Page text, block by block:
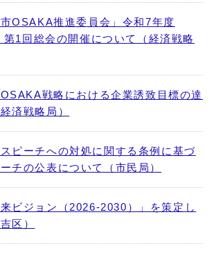
市OSAKA推進委員会」令和7年度
第1回総会の開催について（経済戦略
戦略における企業誘致目標の達
済戦略局）
ピーチへの対処に関する条例に基づ
チの公表について（市民局）
来ビジョン（2026-2030）」を策定し
区）